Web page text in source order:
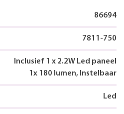
86694
7811-750
Inclusief 1 x 2.2W Led paneel
1x 180 lumen, Instelbaar
Led